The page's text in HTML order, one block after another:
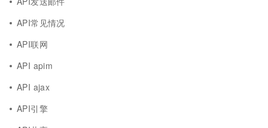
API常见情况
API联网
API apim
API ajax
API引擎